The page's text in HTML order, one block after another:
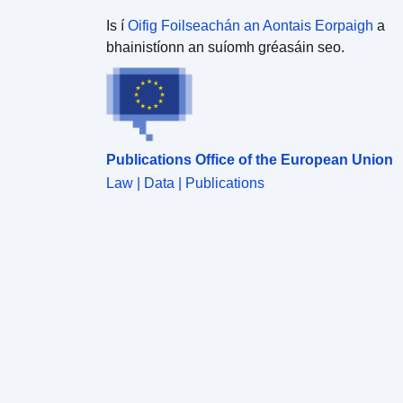
Is í Oifig Foilseachán an Aontais Eorpaigh a
bhainistíonn an suíomh gréasáin seo.
Publications Office of the European Union
Law | Data | Publications